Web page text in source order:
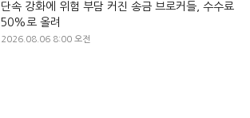
단속 강화에 위험 부담 커진 송금 브로커들, 수수료
50%로 올려
2026.08.06 8:00 오전